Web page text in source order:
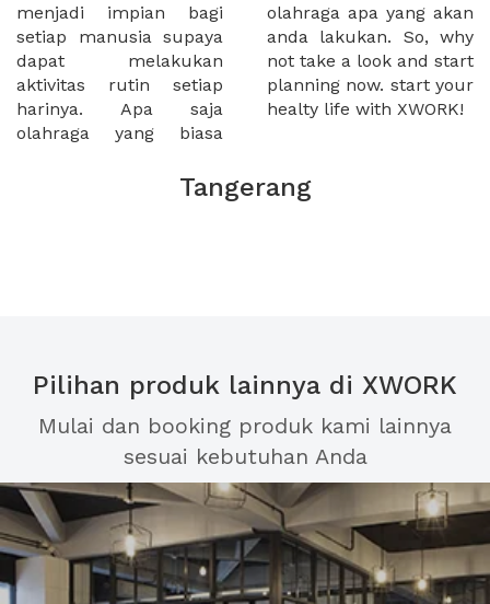
menjadi impian bagi
setiap manusia supaya
dapat melakukan
aktivitas rutin setiap
harinya. Apa saja
olahraga yang biasa
olahraga apa yang akan
anda lakukan. So, why
not take a look and start
planning now. start your
healty life with XWORK!
Tangerang
Pilihan produk lainnya di XWORK
Mulai dan booking produk kami lainnya
sesuai kebutuhan Anda